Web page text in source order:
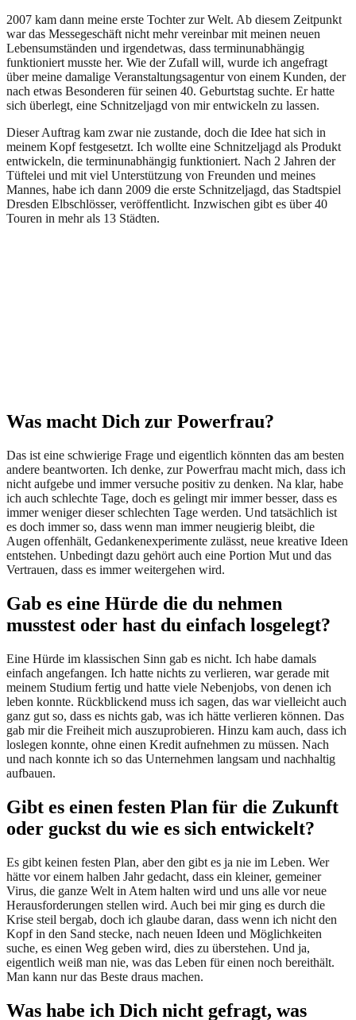
2007 kam dann meine erste Tochter zur Welt. Ab diesem Zeitpunkt
war das Messegeschäft nicht mehr vereinbar mit meinen neuen
Lebensumständen und irgendetwas, dass terminunabhängig
funktioniert musste her. Wie der Zufall will, wurde ich angefragt
über meine damalige Veranstaltungsagentur von einem Kunden, der
nach etwas Besonderen für seinen 40. Geburtstag suchte. Er hatte
sich überlegt, eine Schnitzeljagd von mir entwickeln zu lassen.
Dieser Auftrag kam zwar nie zustande, doch die Idee hat sich in
meinem Kopf festgesetzt. Ich wollte eine Schnitzeljagd als Produkt
entwickeln, die terminunabhängig funktioniert. Nach 2 Jahren der
Tüftelei und mit viel Unterstützung von Freunden und meines
Mannes, habe ich dann 2009 die erste Schnitzeljagd, das Stadtspiel
Dresden Elbschlösser, veröffentlicht. Inzwischen gibt es über 40
Touren in mehr als 13 Städten.
Was macht Dich zur Powerfrau?
Das ist eine schwierige Frage und eigentlich könnten das am besten
andere beantworten. Ich denke, zur Powerfrau macht mich, dass ich
nicht aufgebe und immer versuche positiv zu denken. Na klar, habe
ich auch schlechte Tage, doch es gelingt mir immer besser, dass es
immer weniger dieser schlechten Tage werden. Und tatsächlich ist
es doch immer so, dass wenn man immer neugierig bleibt, die
Augen offenhält, Gedankenexperimente zulässt, neue kreative Ideen
entstehen. Unbedingt dazu gehört auch eine Portion Mut und das
Vertrauen, dass es immer weitergehen wird.
Gab es eine Hürde die du nehmen
musstest oder hast du einfach losgelegt?
Eine Hürde im klassischen Sinn gab es nicht. Ich habe damals
einfach angefangen. Ich hatte nichts zu verlieren, war gerade mit
meinem Studium fertig und hatte viele Nebenjobs, von denen ich
leben konnte. Rückblickend muss ich sagen, das war vielleicht auch
ganz gut so, dass es nichts gab, was ich hätte verlieren können. Das
gab mir die Freiheit mich auszuprobieren. Hinzu kam auch, dass ich
loslegen konnte, ohne einen Kredit aufnehmen zu müssen. Nach
und nach konnte ich so das Unternehmen langsam und nachhaltig
aufbauen.
Gibt es einen festen Plan für die Zukunft
oder guckst du wie es sich entwickelt?
Es gibt keinen festen Plan, aber den gibt es ja nie im Leben. Wer
hätte vor einem halben Jahr gedacht, dass ein kleiner, gemeiner
Virus, die ganze Welt in Atem halten wird und uns alle vor neue
Herausforderungen stellen wird. Auch bei mir ging es durch die
Krise steil bergab, doch ich glaube daran, dass wenn ich nicht den
Kopf in den Sand stecke, nach neuen Ideen und Möglichkeiten
suche, es einen Weg geben wird, dies zu überstehen. Und ja,
eigentlich weiß man nie, was das Leben für einen noch bereithält.
Man kann nur das Beste draus machen.
Was habe ich Dich nicht gefragt, was